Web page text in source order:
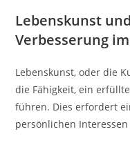
Lebenskunst
Verbesserung
Lebenskunst, oder die
die Fähigkeit, ein
führen. Dies erfordert
persönlichen